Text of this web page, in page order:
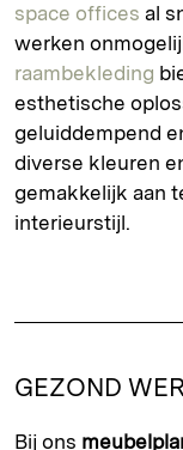
space offices al
werken
raambekleding
esthetische
geluiddempend
diverse kleuren
gemakkelijk aan
interieurstijl.
GEZOND
Bij ons